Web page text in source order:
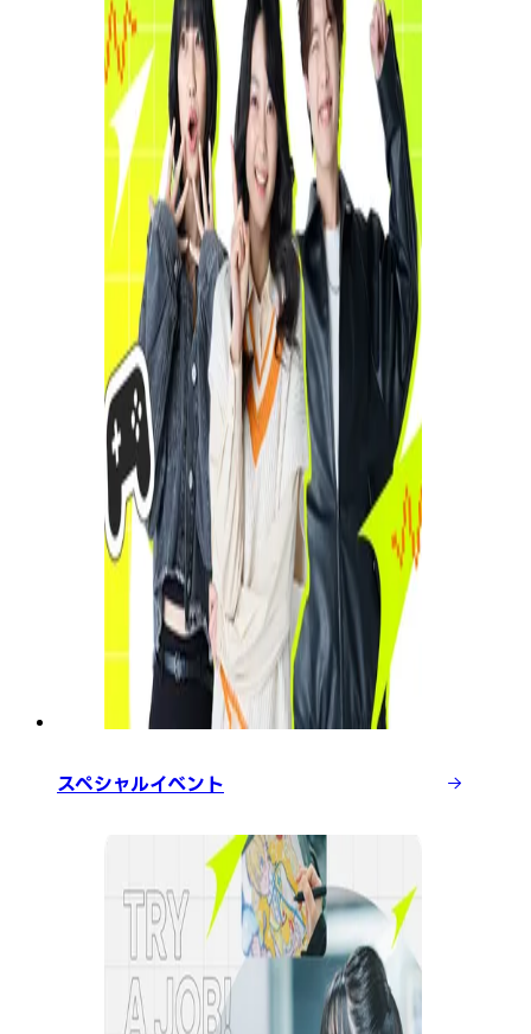
スペシャルイベント